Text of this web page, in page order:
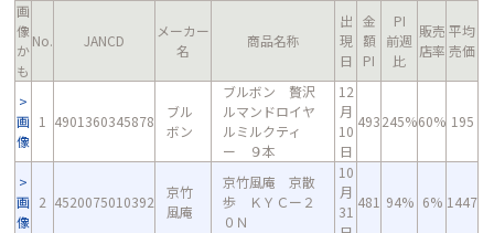
画
像
か
も
No. JANCD
メーカー
名
商品名称
出
現
日
金
額
PI
PI
前週
比
販売
店率
平均
売価
画
像
1 4901360345878
ブル
ボン
ブルボン 贅沢
ルマンドロイヤ
ルミルクティ
ー ９本
12
月
10
日
493245%60% 195
画
像
2 4520075010392
京竹
風庵
京竹風庵 京散
歩 ＫＹＣー２
０Ｎ
10
月
31
481 94% 6% 1447